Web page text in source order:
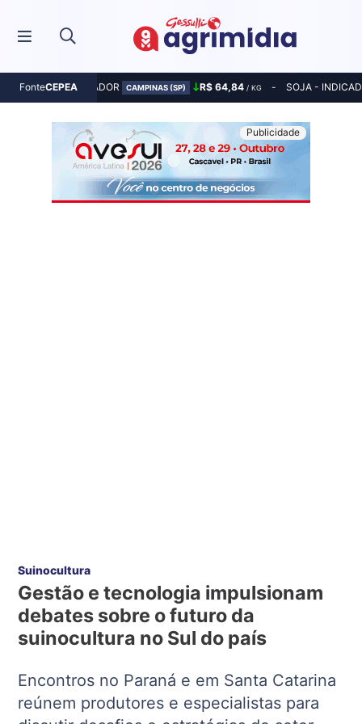
FonteCEPEA
MILHO - INDICADOR CAMPINAS (SP) R$ 64,84 / KG SOJA -
Suinocultura
Gestão e tecnologia impulsionam
debates sobre o futuro da
suinocultura no Sul do país
Encontros no Paraná e em Santa Catarina
reúnem produtores e especialistas para